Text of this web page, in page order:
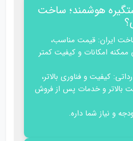
هوشمند؛ ساخت
ایران: قیمت مناسب،
امکانات و کیفیت کمتر
کیفیت و فناوری بالاتر،
بالاتر و خدمات پس از فروش
و نیاز شما داره.